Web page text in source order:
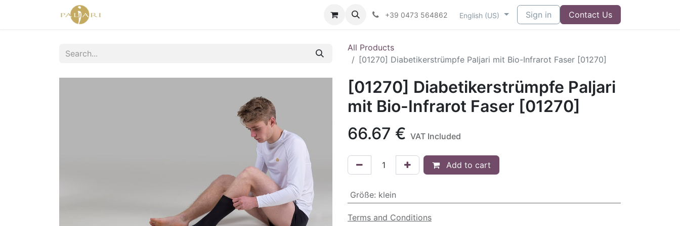
+39 0473 564862 English (US) Sign in Contact Us
All Products
[01270] Diabetikerstrümpfe Paljari mit Bio-Infrarot Faser [01270]
[01270] Diabetikerstrümpfe Paljari
mit Bio-Infrarot Faser [01270]
66.67 € VAT Included
Add to cart
Größe: klein
Terms and Conditions